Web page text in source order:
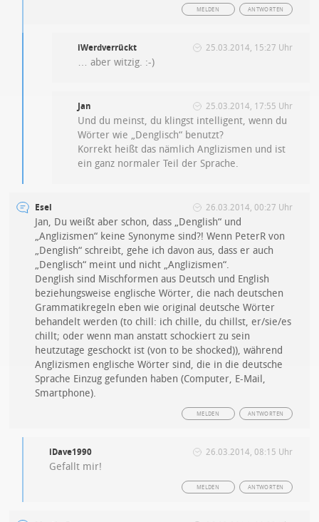
ANTWORTEN
MELDEN
iWerdverrückt 25.03.2014, 15:27 Uhr
… aber witzig. :-)
Jan 25.03.2014, 17:55 Uhr
Und du meinst, du klingst intelligent, wenn du
Wörter wie „Denglisch“ benutzt?
Korrekt heißt das nämlich Anglizismen und ist
ein ganz normaler Teil der Sprache.
Esel 26.03.2014, 00:27 Uhr
Jan, Du weißt aber schon, dass „Denglish“ und
„Anglizismen“ keine Synonyme sind?! Wenn PeterR von
„Denglish“ schreibt, gehe ich davon aus, dass er auch
„Denglisch“ meint und nicht „Anglizismen“.
Denglish sind Mischformen aus Deutsch und English
beziehungsweise englische Wörter, die nach deutschen
Grammatikregeln eben wie original deutsche Wörter
behandelt werden (to chill: ich chille, du chillst, er/sie/es
chillt; oder wenn man anstatt schockiert zu sein
heutzutage geschockt ist (von to be shocked)), während
Anglizismen englische Wörter sind, die in die deutsche
Sprache Einzug gefunden haben (Computer, E-Mail,
Smartphone).
ANTWORTEN
MELDEN
iDave1990 26.03.2014, 08:15 Uhr
Gefallt mir!
ANTWORTEN
MELDEN